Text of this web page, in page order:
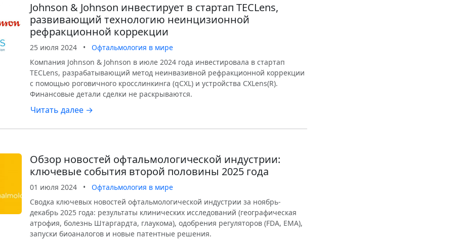
Johnson & Johnson инвестирует в стартап TECLens,
развивающий технологию неинцизионной
рефракционной коррекции
25 июля 2024 •
Офтальмология в мире
Компания Johnson & Johnson в июле 2024 года инвестировала в стартап
TECLens, разрабатывающий метод неинвазивной рефракционной коррекции
с помощью роговичного кросслинкинга (qCXL) и устройства CXLens(R).
Финансовые детали сделки не раскрываются.
Читать далее →
Обзор новостей офтальмологической индустрии:
ключевые события второй половины 2025 года
01 июля 2024 •
Офтальмология в мире
Сводка ключевых новостей офтальмологической индустрии за ноябрь-
декабрь 2025 года: результаты клинических исследований (географическая
атрофия, болезнь Штаргардта, глаукома), одобрения регуляторов (FDA, EMA),
запуски биоаналогов и новые патентные решения.